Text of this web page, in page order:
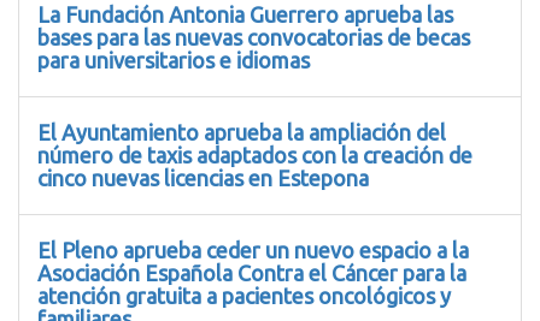
La Fundación Antonia Guerrero aprueba las
bases para las nuevas convocatorias de becas
para universitarios e idiomas
El Ayuntamiento aprueba la ampliación del
número de taxis adaptados con la creación de
cinco nuevas licencias en Estepona
El Pleno aprueba ceder un nuevo espacio a la
Asociación Española Contra el Cáncer para la
atención gratuita a pacientes oncológicos y